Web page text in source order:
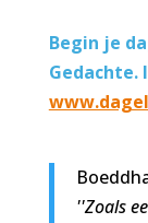
Begin je
Gedachte.
''Zoals